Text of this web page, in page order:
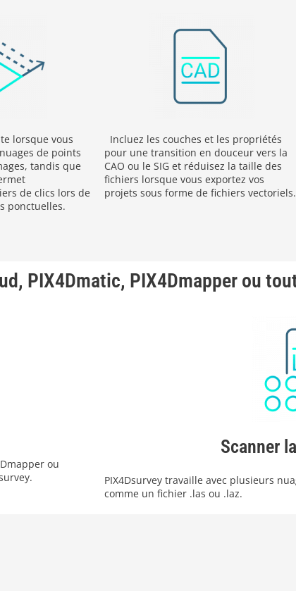
lorsque vous
de points
tandis que
de clics lors de
ponctuelles.
Incluez les couches et les propriétés
pour une transition en douceur vers la
CAO ou le SIG et réduisez la taille des
fichiers lorsque vous exportez vos
projets sous forme de fichiers vectoriels.
PIX4Dmatic, PIX4Dmapper ou
ou
Scanner
PIX4Dsurvey travaille avec plusieurs
comme un fichier .las ou .laz.